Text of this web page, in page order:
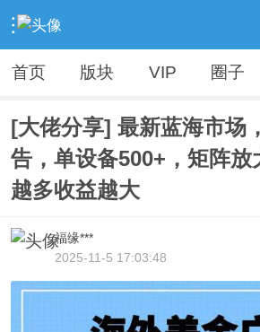
› Vip精品资源（人无我有，人有我优
各大VIP资源【精品不断，全网首发】
内容
首页 版块 VIP 圈子
[大佬分享] 最新蓝海市场
告，单设备500+，矩阵放
越多收益越大
福缘***
2025-11-5 17:03:48